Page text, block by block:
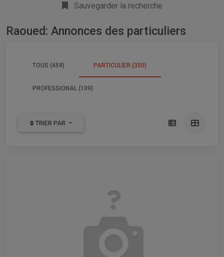
Sauvegarder la recherche
Raoued: Annonces des particuliers
TOUS (459) PARTICULIER (350)
PROFESSIONAL (109)
TRIER PAR